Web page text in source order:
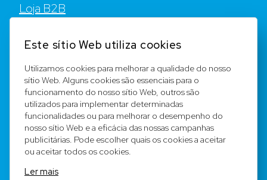
Loja B2B
Registar
Equipa
Notícia legal
Este sítio Web utiliza cookies
Utilizamos cookies para melhorar a qualidade do nosso
sítio Web. Alguns cookies são essenciais para o
funcionamento do nosso sítio Web, outros são
utilizados para implementar determinadas
funcionalidades ou para melhorar o desempenho do
nosso sítio Web e a eficácia das nossas campanhas
publicitárias. Pode escolher quais os cookies a aceitar
ou aceitar todos os cookies.
Ler mais